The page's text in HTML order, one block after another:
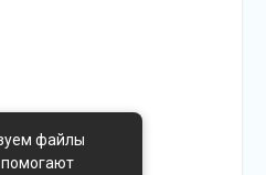
файлы